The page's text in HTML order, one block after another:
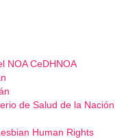
NOA CeDHNOA
de Salud de la Nación
Human Rights